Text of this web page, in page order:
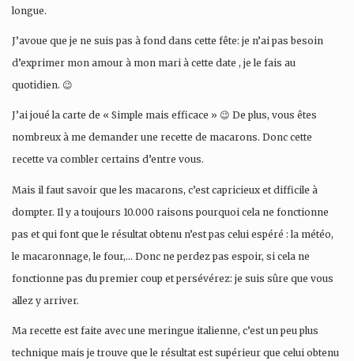
longue.
J’avoue que je ne suis pas à fond dans cette fête: je n’ai pas besoin
d’exprimer mon amour à mon mari à cette date , je le fais au
quotidien. 😉
J’ai joué la carte de « Simple mais efficace » 😉 De plus, vous êtes
nombreux à me demander une recette de macarons. Donc cette
recette va combler certains d’entre vous.
Mais il faut savoir que les macarons, c’est capricieux et difficile à
dompter. Il y a toujours 10.000 raisons pourquoi cela ne fonctionne
pas et qui font que le résultat obtenu n’est pas celui espéré : la météo,
le macaronnage, le four,… Donc ne perdez pas espoir, si cela ne
fonctionne pas du premier coup et persévérez: je suis sûre que vous
allez y arriver.
Ma recette est faite avec une meringue italienne, c’est un peu plus
technique mais je trouve que le résultat est supérieur que celui obtenu